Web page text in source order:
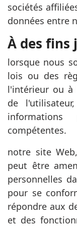
sociétés
données entre
À des fins
lorsque nous
lois ou des
l'intérieur ou à
de
compétentes.
notre site
peut être
personnelles
pour se
répondre aux
et des